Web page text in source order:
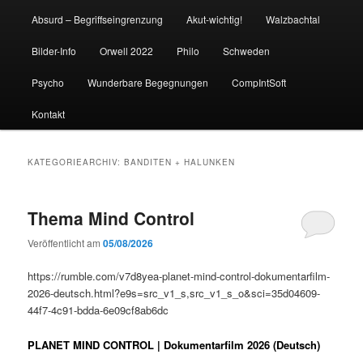
Absurd – Begriffseingrenzung Akut-wichtig! Walzbachtal
Bilder-Info Orwell 2022 Philo Schweden
Psycho Wunderbare Begegnungen CompIntSoft
Kontakt
KATEGORIEARCHIV:BANDITEN + HALUNKEN
Thema Mind Control
Veröffentlicht am05/08/2026
https://rumble.com/v7d8yea-planet-mind-control-dokumentarfilm-
2026-deutsch.html?e9s=src_v1_s,src_v1_s_o&sci=35d04609-
44f7-4c91-bdda-6e09cf8ab6dc
PLANET MIND CONTROL | Dokumentarfilm 2026 (Deutsch)